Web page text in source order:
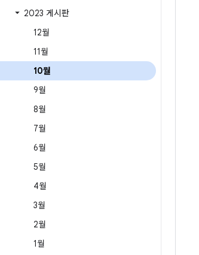
2023 게시판
12월
11월
10월
9월
8월
7월
6월
5월
4월
3월
2월
1월